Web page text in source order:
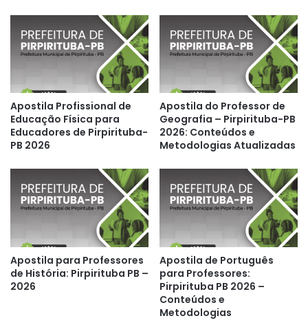
Apostila Profissional de
Educação Física para
Educadores de Pirpirituba-
PB 2026
Apostila do Professor de
Geografia – Pirpirituba-PB
2026: Conteúdos e
Metodologias Atualizadas
Apostila para Professores
de História: Pirpirituba PB –
2026
Apostila de Português
para Professores:
Pirpirituba PB 2026 –
Conteúdos e
Metodologias